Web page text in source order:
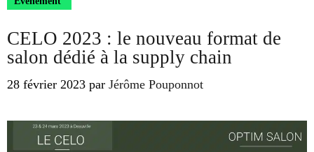
CELO 2023 : le nouveau format de
salon dédié à la supply chain
28 février 2023 par Jérôme Pouponnot